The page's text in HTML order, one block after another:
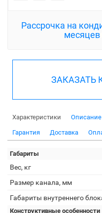
Рассрочка на
месяцев
ЗАКАЗАТЬ
Характеристики Описание
Гарантия Доставка
Габариты
Вес, кг
Размер канала, мм
Габариты внутреннего
Конструктивные особенности